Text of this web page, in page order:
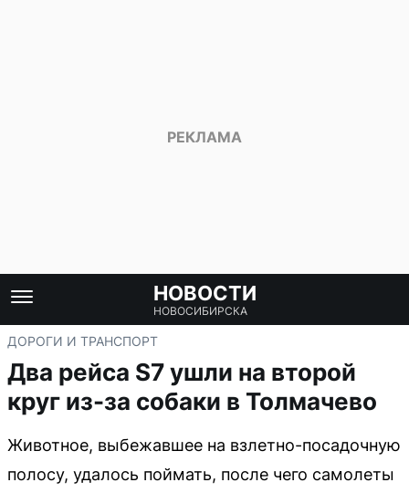
НОВОСТИ
НОВОСИБИРСКА
ДОРОГИ И ТРАНСПОРТ
Два рейса S7 ушли на второй
круг из-за собаки в Толмачево
Животное, выбежавшее на взлетно-посадочную
полосу, удалось поймать, после чего самолеты